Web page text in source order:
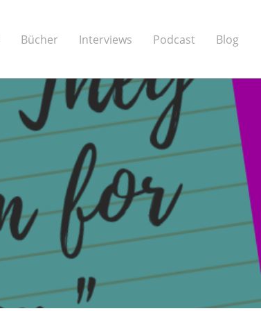
Bücher Interviews Podcast Blog